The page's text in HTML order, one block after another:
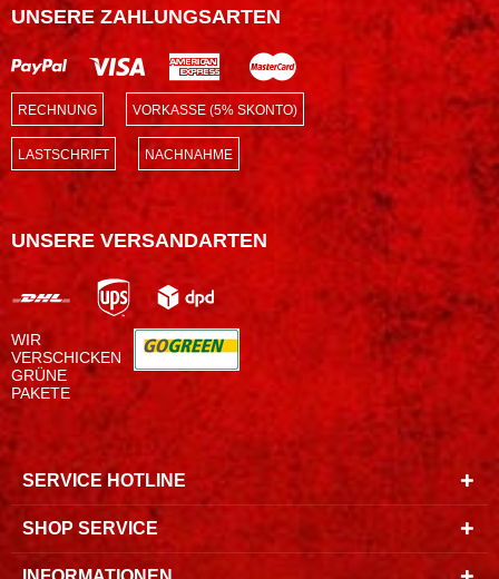
UNSERE ZAHLUNGSARTEN
RECHNUNG VORKASSE (5% SKONTO)
LASTSCHRIFT NACHNAHME
UNSERE VERSANDARTEN
WIR
VERSCHICKEN
GRÜNE
PAKETE
SERVICE HOTLINE
SHOP SERVICE